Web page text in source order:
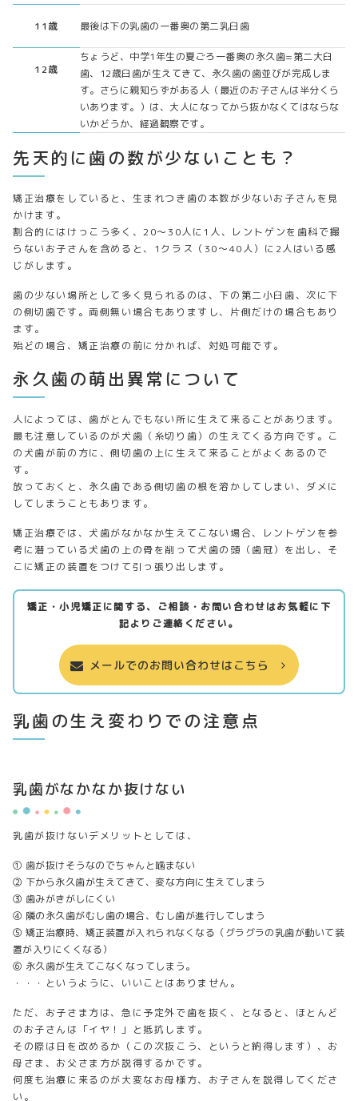
11歳 最後は下の乳歯の一番奥の第二乳臼歯
12歳
ちょうど、中学1年生の夏ごろ一番奥の永久歯=第二大臼
歯、12歳臼歯が生えてきて、永久歯の歯並びが完成しま
す。さらに親知らずがある人（最近のお子さんは半分くら
いあります。）は、大人になってから抜かなくてはならな
いかどうか、経過観察です。
先天的に歯の数が少ないことも？
矯正治療をしていると、生まれつき歯の本数が少ないお子さんを見
かけます。
割合的にはけっこう多く、20〜30人に1人、レントゲンを歯科で撮
らないお子さんを含めると、1クラス（30〜40人）に2人はいる感
じがします。
歯の少ない場所として多く見られるのは、下の第二小臼歯、次に下
の側切歯です。両側無い場合もありますし、片側だけの場合もあり
ます。
殆どの場合、矯正治療の前に分かれば、対処可能です。
永久歯の萌出異常について
人によっては、歯がとんでもない所に生えて来ることがあります。
最も注意しているのが犬歯（糸切り歯）の生えてくる方向です。こ
の犬歯が前の方に、側切歯の上に生えて来ることがよくあるので
す。
放っておくと、永久歯である側切歯の根を溶かしてしまい、ダメに
してしまうこともあります。
矯正治療では、犬歯がなかなか生えてこない場合、レントゲンを参
考に潜っている犬歯の上の骨を削って犬歯の頭（歯冠）を出し、そ
こに矯正の装置をつけて引っ張り出します。
矯正・小児矯正に関する、ご相談・お問い合わせはお気軽に下
記よりご連絡ください。
メールでのお問い合わせはこちら
乳歯の生え変わりでの注意点
乳歯がなかなか抜けない
乳歯が抜けないデメリットとしては、
① 歯が抜けそうなのでちゃんと噛まない
② 下から永久歯が生えてきて、変な方向に生えてしまう
③ 歯みがきがしにくい
④ 隣の永久歯がむし歯の場合、むし歯が進行してしまう
⑤ 矯正治療時、矯正装置が入れられなくなる（グラグラの乳歯が動いて装
置が入りにくくなる）
⑥ 永久歯が生えてこなくなってしまう。
・・・というように、いいことはありません。
ただ、お子さま方は、急に予定外で歯を抜く、となると、ほとんど
のお子さんは「イヤ！」と抵抗します。
その際は日を改めるか（この次抜こう、というと納得します）、お
母さま、お父さま方が説得するかです。
何度も治療に来るのが大変なお母様方、お子さんを説得してくださ
い。